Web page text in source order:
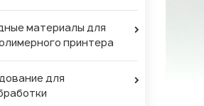
материалы для
принтера
для